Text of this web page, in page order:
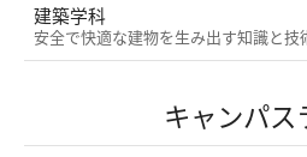
建築学科
安全で快適な建物を生み出す知識と技
キャンパス